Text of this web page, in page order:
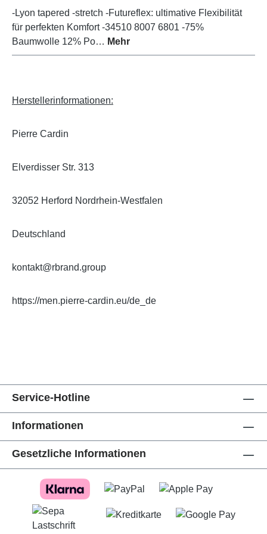
-Lyon tapered -stretch -Futureflex: ultimative Flexibilität
für perfekten Komfort -34510 8007 6801 -75%
Baumwolle 12% Po… Mehr
Herstellerinformationen:
Pierre Cardin
Elverdisser Str. 313
32052 Herford Nordrhein-Westfalen
Deutschland
kontakt@rbrand.group
https://men.pierre-cardin.eu/de_de
Service-Hotline
Informationen
Gesetzliche Informationen